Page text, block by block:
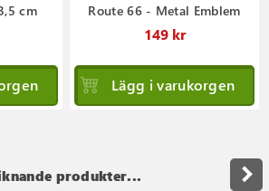
cm Route 66 - Metal Emblem
149 kr
Lägg i varukorgen
produkter... navigate_next